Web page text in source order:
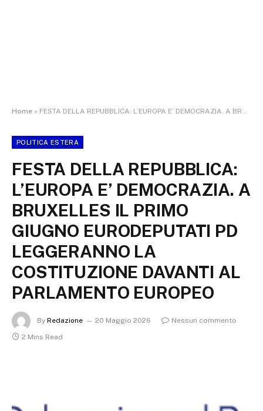
Home » FESTA DELLA REPUBBLICA: L’EUROPA E’ DEMOCRAZIA. A BRUXELLES IL PRIMO GIUGNO EURODEPUTATI PD LEGGERANNO LA COSTITUZIONE DAVANTI AL PARLAMENTO EUROPEO
POLITICA ESTERA
FESTA DELLA REPUBBLICA:
L’EUROPA E’ DEMOCRAZIA. A
BRUXELLES IL PRIMO
GIUGNO EURODEPUTATI PD
LEGGERANNO LA
COSTITUZIONE DAVANTI AL
PARLAMENTO EUROPEO
By Redazione 20 Maggio 2026
Nessun commento
2 Mins Read